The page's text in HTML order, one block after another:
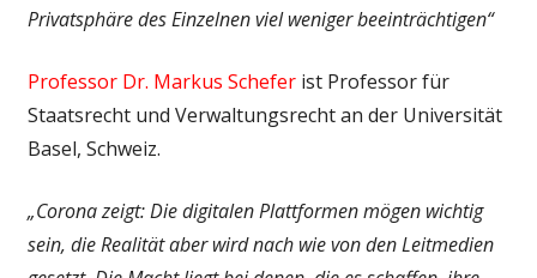
Privat­sphäre des Einzelnen viel weniger beeinträchtigen“
Professor Dr. Markus Scheferist Professor für
Staatsrecht und Verwaltungsrecht an der Universität
Basel, Schweiz.
„Corona zeigt: Die digitalen Plattformen mögen wichtig
sein, die Realität aber wird nach wie von den Leitmedien